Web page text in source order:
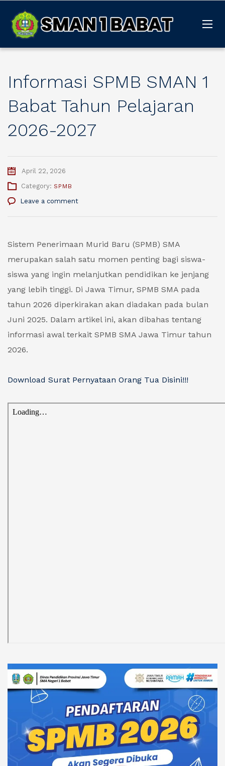
Informasi SPMB SMAN 1
Babat Tahun Pelajaran
2026-2027
April 22, 2026
Category: SPMB
Leave a comment
Sistem Penerimaan Murid Baru (SPMB) SMA
merupakan salah satu momen penting bagi siswa-
siswa yang ingin melanjutkan pendidikan ke jenjang
yang lebih tinggi. Di Jawa Timur, SPMB SMA pada
tahun 2026 diperkirakan akan diadakan pada bulan
Juni 2025. Dalam artikel ini, akan dibahas tentang
informasi awal terkait SPMB SMA Jawa Timur tahun
2026.
Download Surat Pernyataan Orang Tua Disini!!!